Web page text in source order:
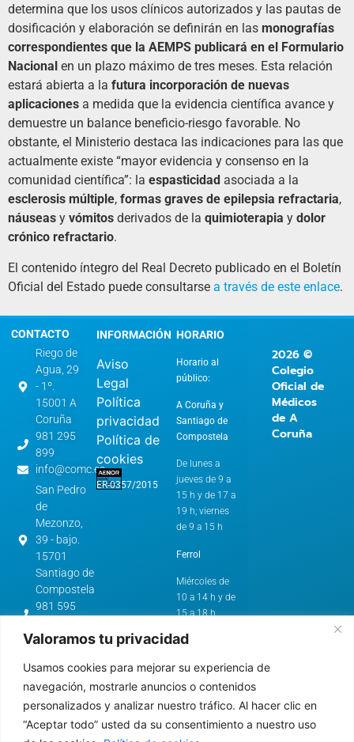
Valoramos tu privacidad
Usamos cookies para mejorar su experiencia de
navegación, mostrarle anuncios o contenidos
personalizados y analizar nuestro tráfico. Al hacer clic en
“Aceptar todo” usted da su consentimiento a nuestro uso
determina que los usos clínicos autorizados y las pautas de
dosificación y elaboración se definirán en las monografías
correspondientes que la AEMPS publicará en el Formulario
Nacional en un plazo máximo de tres meses. Esta relación
estará abierta a la futura incorporación de nuevas
aplicaciones a medida que la evidencia científica avance y
demuestre un balance beneficio-riesgo favorable. No
obstante, el Ministerio destaca las indicaciones para las que
actualmente existe “mayor evidencia y consenso en la
comunidad científica”: la espasticidad asociada a la
esclerosis múltiple, formas graves de epilepsia refractaria,
náuseas y vómitos derivados de la quimioterapia y dolor
crónico refractario.
El contenido íntegro del Real Decreto publicado en el Boletín
Oficial del Estado puede consultarse a través de este enlace.
CONTACTO
Riego de
Agua, 29
- 1º.
15001 A
Coruña
981 295
899
info@comc.es
San Pedro
de
Mezonzo,
39 - bajo.
15701
Santiago de
Compostela
981 595
cstg@comc.es
de
Esteiro,
61.
15403 -
INFORMACIÓN
Aviso
Legal
Política
privacidad
Política de
cookies
ER-0357/2015
HORARIO
Horario al
público:
A Coruña y
Santiago de
Compostela
De lunes a
jueves de 9 a
15 h y de 17 a
19 h; viernes
de 9 a 15 h
Ferrol
Miércoles de
10 a 14 h y de
15 a 18 h
Horario de
A Coruña y
Santiago de
2026 ©
Colegio
Oficial de
Médicos
de A
Coruña